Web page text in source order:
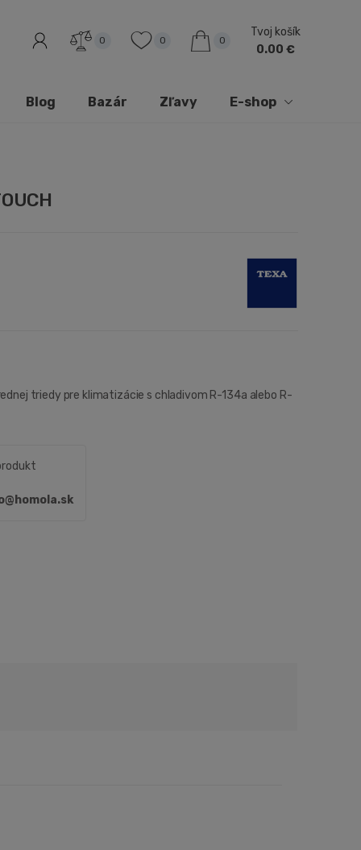
0 0 0
Tvoj košík
0.00 €
Blog Bazár Zľavy E-shop
triedy pre klimatizácie s chladivom R-134a alebo R-